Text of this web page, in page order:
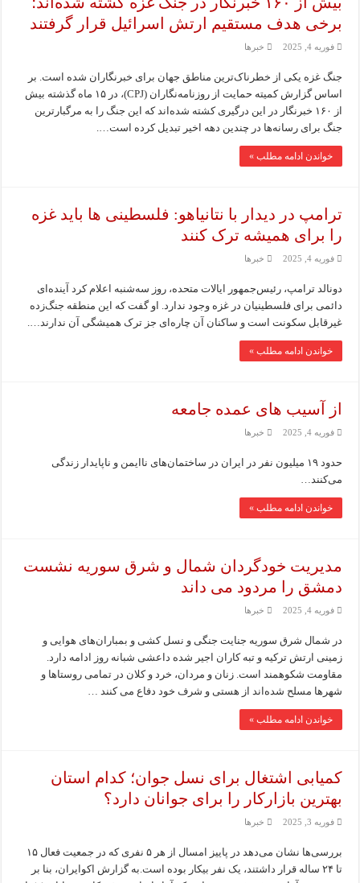
برخی هدف مستقیم ارتش اسرائیل قرار گرفتند
فوریه 4, 2025 خبرها
جنگ غزه یکی از خطرناک‌ترین مناطق جهان برای خبرنگاران شده است. بر
اساس گزارش کمیته حمایت از روزنامه‌نگاران (CPJ)، در ۱۵ ماه گذشته بیش
از ۱۶۰ خبرنگار در این درگیری کشته شده‌اند که این جنگ را به مرگبارترین
جنگ برای رسانه‌ها در چندین دهه اخیر تبدیل کرده است….
خواندن ادامه مطلب »
ترامپ در دیدار با نتانیاهو: فلسطینی ها باید غزه
را برای همیشه ترک کنند
فوریه 4, 2025 خبرها
دونالد ترامپ، رئیس‌جمهور ایالات متحده، روز سه‌شنبه اعلام کرد آینده‌ای
دائمی برای فلسطینیان در غزه وجود ندارد. او گفت که این منطقه جنگ‌زده
غیرقابل سکونت است و ساکنان آن چاره‌ای جز ترک همیشگی آن ندارند….
خواندن ادامه مطلب »
از آسیب های عمده جامعه
فوریه 4, 2025 خبرها
حدود ۱۹ میلیون نفر در ایران در ساختمان‌های ناایمن و ناپایدار زندگی
می‌کنند…
خواندن ادامه مطلب »
مدیریت خودگردان شمال و شرق سوریه نشست
دمشق را مردود می داند
فوریه 4, 2025 خبرها
در شمال شرق سوریه جنایت جنگی و نسل کشی و بمباران‌های هوایی و
زمینی ارتش ترکیه و تبه کاران اجیر شده داعشی شبانه روز ادامه دارد.
مقاومت شکوهمند است. زنان و مردان، خرد و کلان در تمامی روستاها و
شهرها مسلح شده‌اند از هستی و شرف خود دفاع می کنند …
خواندن ادامه مطلب »
کمیابی اشتغال برای نسل جوان؛ کدام استان
بهترین بازارکار را برای جوانان دارد؟
فوریه 3, 2025 خبرها
بررسی‌ها نشان می‌دهد در پاییز امسال از هر ۵ نفری که در جمعیت فعال ۱۵
تا ۲۴ ساله قرار داشتند، یک نفر بیکار بوده است.به گزارش اکوایران، بنا بر